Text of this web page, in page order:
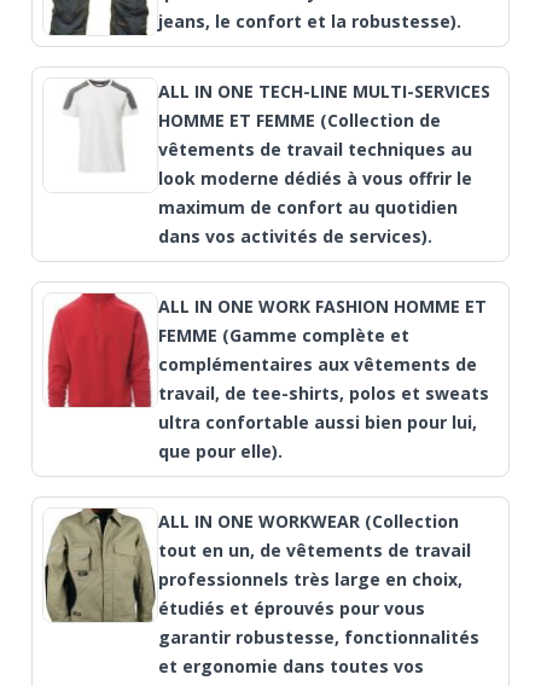
jeans, le confort et la robustesse).
ALL IN ONE TECH-LINE MULTI-SERVICES
HOMME ET FEMME (Collection de
vêtements de travail techniques au
look moderne dédiés à vous offrir le
maximum de confort au quotidien
dans vos activités de services).
ALL IN ONE WORK FASHION HOMME ET
FEMME (Gamme complète et
complémentaires aux vêtements de
travail, de tee-shirts, polos et sweats
ultra confortable aussi bien pour lui,
que pour elle).
ALL IN ONE WORKWEAR (Collection
tout en un, de vêtements de travail
professionnels très large en choix,
étudiés et éprouvés pour vous
garantir robustesse, fonctionnalités
et ergonomie dans toutes vos